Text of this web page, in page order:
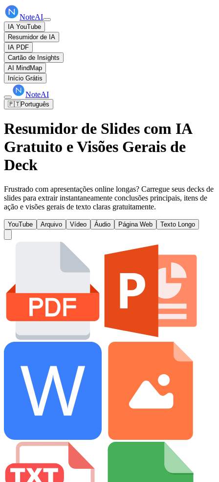
NoteAI
IA YouTube
Resumidor de IA
IA PDF
Cartão de Insights
AI MindMap
Início Grátis
NoteAI
🇵🇹Português
Resumidor de Slides com IA
Gratuito e Visões Gerais de
Deck
Frustrado com apresentações online longas? Carregue seus decks de
slides para extrair instantaneamente conclusões principais, itens de
ação e visões gerais de texto claras gratuitamente.
YouTube Arquivo Vídeo Áudio Página Web Texto Longo